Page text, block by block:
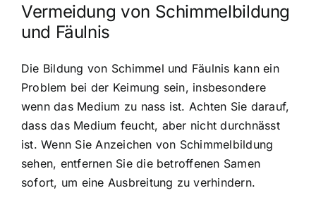
Vermeidung von Schimmelbildung
und Fäulnis
Die Bildung von Schimmel und Fäulnis kann ein
Problem bei der Keimung sein, insbesondere
wenn das Medium zu nass ist. Achten Sie darauf,
dass das Medium feucht, aber nicht durchnässt
ist. Wenn Sie Anzeichen von Schimmelbildung
sehen, entfernen Sie die betroffenen Samen
sofort, um eine Ausbreitung zu verhindern.